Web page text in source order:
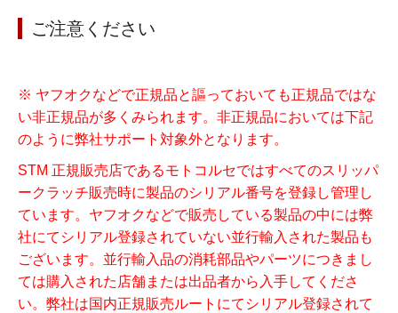
ご注意ください
※ ヤフオクなどで正規品と謳っておいても正規品ではな
い非正規品が多くみられます。非正規品においては下記
のように弊社サポート対象外となります。
STM 正規販売店であるモトコルセではすべてのスリッパ
ークラッチ販売時に製品のシリアル番号を登録し管理し
ています。ヤフオクなどで販売している製品の中には弊
社にてシリアル登録されていない並行輸入された製品も
ございます。並行輸入品の消耗部品やパーツにつきまし
ては購入された店舗または出品者から入手してくださ
い。弊社は国内正規販売ルートにてシリアル登録されて